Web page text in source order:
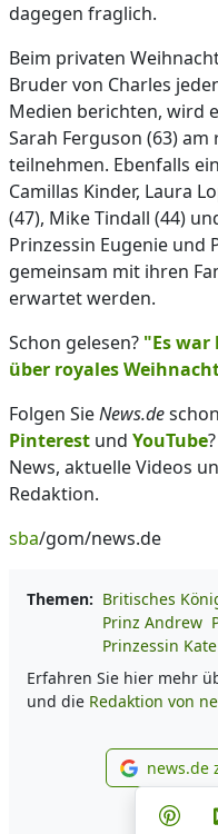
dagegen fraglich.
Beim privaten
Bruder von Charles
Medien berichten, wird
Sarah Ferguson (63)
teilnehmen. Ebenfalls
Camillas Kinder, Laura
(47), Mike Tindall (44)
Prinzessin Eugenie und
gemeinsam mit ihren
erwartet werden.
Schon gelesen? "Es
über royales
Folgen SieNews.de
Pinterest und YouTube
News, aktuelle Videos
Redaktion.
sba/gom/news.de
Themen: Britisches
Prinz Andrew
Prinzessin Kate
Erfahren Sie hier mehr
und die Redaktion von
news.de